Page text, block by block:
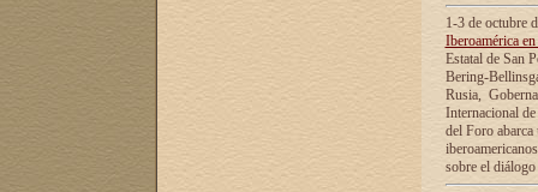
1-3 de octubre
Iberoamérica
Estatal de San
Bering-
Rusia,
Internacional
del Foro
sobre el